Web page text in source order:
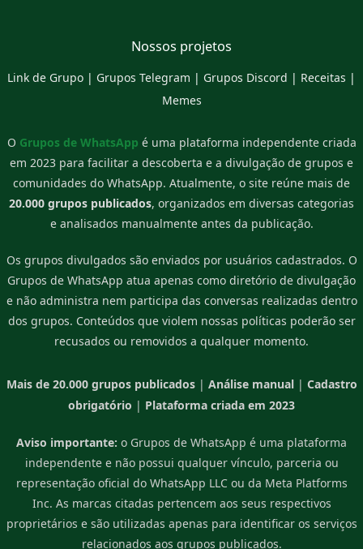
Nossos projetos
Link de Grupo | Grupos Telegram | Grupos Discord | Receitas |
Memes
O Grupos de WhatsApp é uma plataforma independente criada
em 2023 para facilitar a descoberta e a divulgação de grupos e
comunidades do WhatsApp. Atualmente, o site reúne mais de
20.000 grupos publicados, organizados em diversas categorias
e analisados manualmente antes da publicação.
Os grupos divulgados são enviados por usuários cadastrados. O
Grupos de WhatsApp atua apenas como diretório de divulgação
e não administra nem participa das conversas realizadas dentro
dos grupos. Conteúdos que violem nossas políticas poderão ser
recusados ou removidos a qualquer momento.
Mais de 20.000 grupos publicados| Análise manual| Cadastro
obrigatório | Plataforma criada em 2023
Aviso importante: o Grupos de WhatsApp é uma plataforma
independente e não possui qualquer vínculo, parceria ou
representação oficial do WhatsApp LLC ou da Meta Platforms
Inc. As marcas citadas pertencem aos seus respectivos
proprietários e são utilizadas apenas para identificar os serviços
relacionados aos grupos publicados.